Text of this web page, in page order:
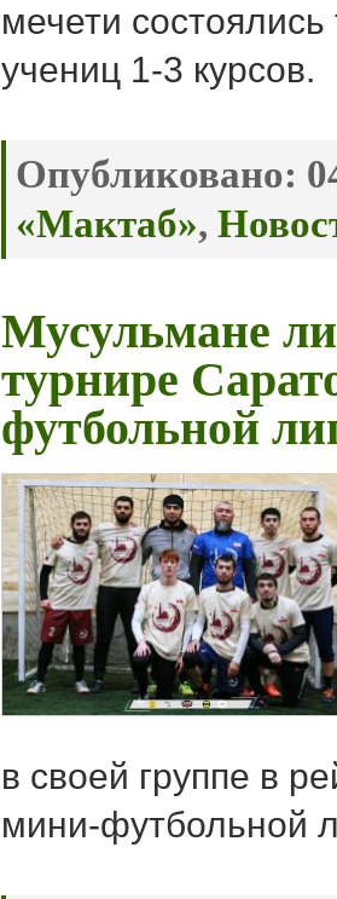
мечети
учениц 1-3 курсов.
Опубликовано:
«Мактаб»,
Мусульмане
турнире
футбольной
в своей группе в
мини-футбольной